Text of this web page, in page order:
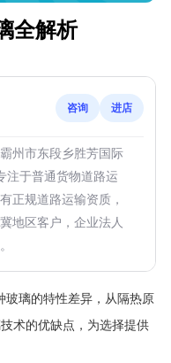
全解析
咨询 进店
州市东段乡胜芳国际
注于普通货物道路运
正规道路运输资质，
地区客户，企业法人
玻璃的特性差异，从隔热原
术的优缺点，为选择提供